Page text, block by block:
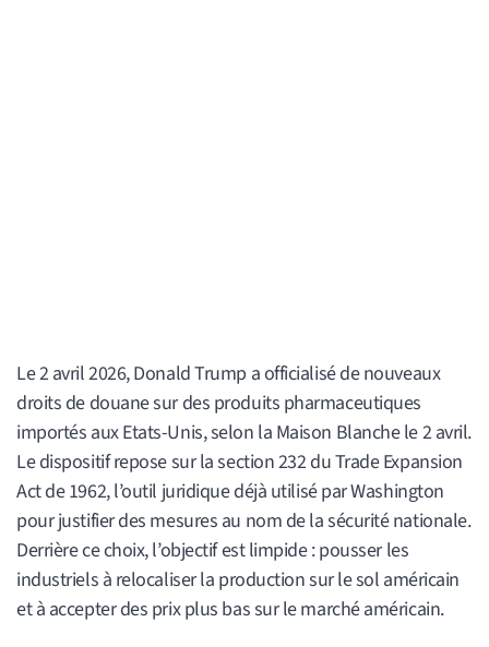
Le 2 avril 2026, Donald Trump a officialisé de nouveaux
droits de douane sur des produits pharmaceutiques
importés aux Etats-Unis, selon la Maison Blanche le 2 avril.
Le dispositif repose sur la section 232 du Trade Expansion
Act de 1962, l’outil juridique déjà utilisé par Washington
pour justifier des mesures au nom de la sécurité nationale.
Derrière ce choix, l’objectif est limpide : pousser les
industriels à relocaliser la production sur le sol américain
et à accepter des prix plus bas sur le marché américain.